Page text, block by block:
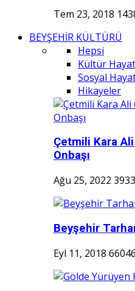
Tem 23, 2018
BEYŞEHİR KÜLTÜRÜ
Hepsi
Kültür
Sosyal
Hikayeler
Çetmili Kara
Onbaşı
Ağu 25, 2022
Beyşehir
Eyl 11, 2018 66046